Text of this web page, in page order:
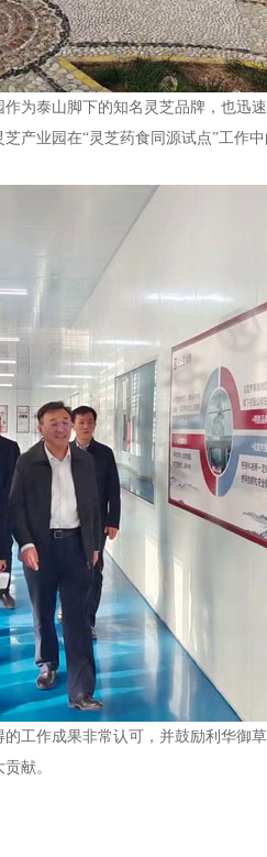
为泰山脚下的知名灵芝品牌，也迅
产业园在“灵芝药食同源试点”工作
工作成果非常认可，并鼓励利华御
献。